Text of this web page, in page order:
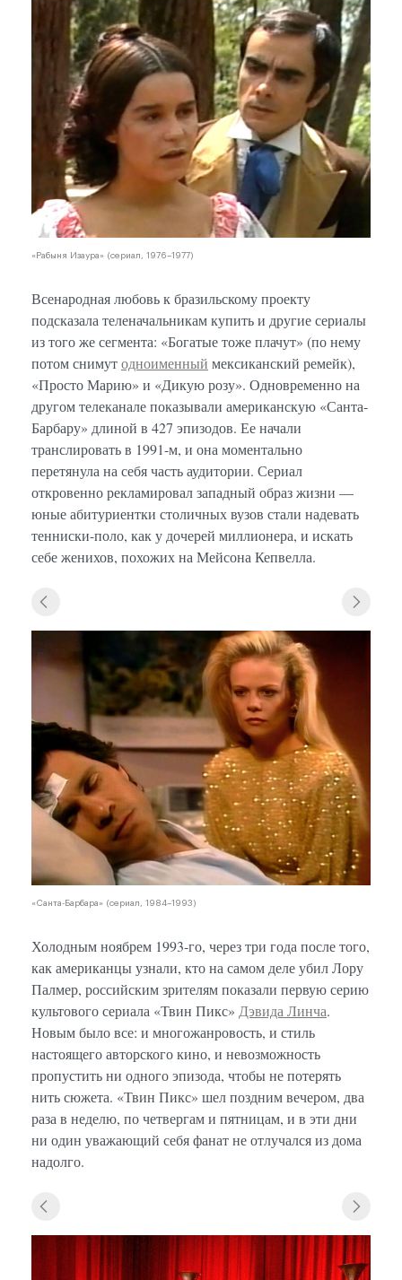
«Рабыня Изаура» (сериал, 1976–1977)
Всенародная любовь к бразильскому проекту
подсказала теленачальникам купить и другие сериалы
из того же сегмента: «Богатые тоже плачут» (по нему
потом снимутодноименный мексиканский ремейк),
«Просто Марию» и «Дикую розу». Одновременно на
другом телеканале показывали американскую «Санта-
Барбару» длиной в 427 эпизодов. Ее начали
транслировать в 1991-м, и она моментально
перетянула на себя часть аудитории. Сериал
откровенно рекламировал западный образ жизни —
юные абитуриентки столичных вузов стали надевать
тенниски-поло, как у дочерей миллионера, и искать
себе женихов, похожих на Мейсона Кепвелла.
«Санта-Барбара» (сериал, 1984–1993)
Холодным ноябрем 1993-го, через три года после того,
как американцы узнали, кто на самом деле убил Лору
Палмер, российским зрителям показали первую серию
культового сериала «Твин Пикс» Дэвида Линча.
Новым было все: и многожанровость, и стиль
настоящего авторского кино, и невозможность
пропустить ни одного эпизода, чтобы не потерять
нить сюжета. «Твин Пикс» шел поздним вечером, два
раза в неделю, по четвергам и пятницам, и в эти дни
ни один уважающий себя фанат не отлучался из дома
надолго.